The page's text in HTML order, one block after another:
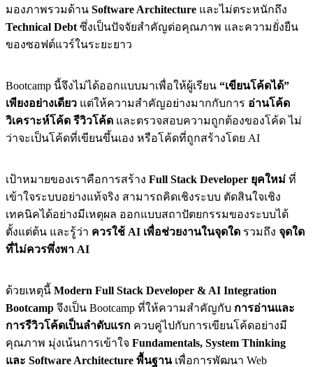
มองภาพรวมด้าน Software Architecture และไม่ตระหนักถึง
Technical Debt ซึ่งเป็นปัจจัยสำคัญต่อคุณภาพ และความยั่งยืน
ของซอฟต์แวร์ในระยะยาว
Bootcamp นี้จึงไม่ได้ออกแบบมาเพื่อให้ผู้เรียน “เขียนโค้ดได้”
เพียงอย่างเดียว แต่ให้ความสำคัญอย่างมากกับการ อ่านโค้ด
วิเคราะห์โค้ด รีวิวโค้ด และตรวจสอบความถูกต้องของโค้ด ไม่
ว่าจะเป็นโค้ดที่เขียนขึ้นเอง หรือโค้ดที่ถูกสร้างโดย AI
เป้าหมายของเราคือการสร้าง Full Stack Developer ยุคใหม่ ที่
เข้าใจระบบอย่างแท้จริง สามารถคิดเชิงระบบ ตัดสินใจเชิง
เทคนิคได้อย่างมีเหตุผล ออกแบบสถาปัตยกรรมของระบบได้
ตั้งแต่ต้น และรู้ว่า ควรใช้ AI เพื่อช่วยงานในจุดใด รวมถึง จุดใด
ที่ไม่ควรพึ่งพา AI
ด้วยเหตุนี้ Modern Full Stack Developer & AI Integration
Bootcamp จึงเป็น Bootcamp ที่ให้ความสำคัญกับ การอ่านและ
การรีวิวโค้ดเป็นลำดับแรก ควบคู่ไปกับการเขียนโค้ดอย่างมี
คุณภาพ มุ่งเน้นการเข้าใจ Fundamentals, System Thinking
และ Software Architecture พื้นฐานเพื่อการพัฒนา Web